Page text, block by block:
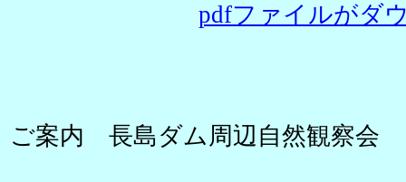
pdfファイルがダ
ご案内 長島ダム周辺自然観察会